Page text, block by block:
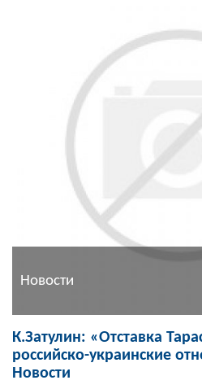
Новости
К.Затулин: «Отставка
российско-украинские
Новости